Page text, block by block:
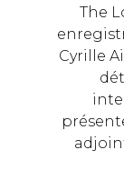
The
Cyrille